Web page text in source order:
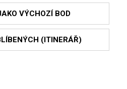
VÝCHOZÍ BOD
(ITINERÁŘ)